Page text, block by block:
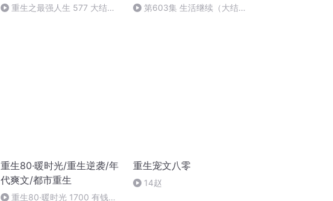
重生之最强人生 577 大结局
第603集 生活继续（大结
重生80·暖时光/重生逆袭/年
代爽文/都市重生
重生80·暖时光 1700 有钱的
重生宠文八零
14赵